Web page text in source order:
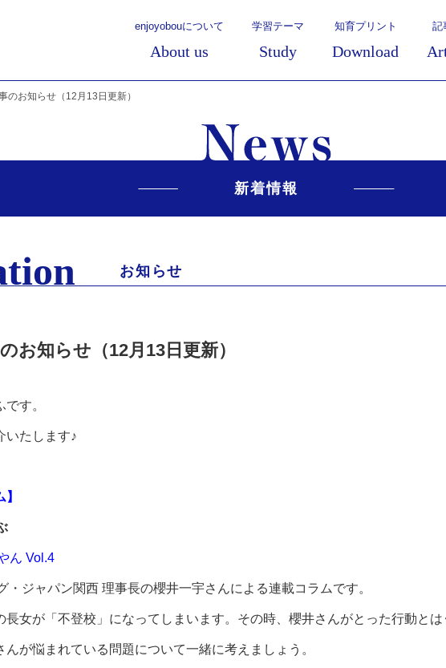
enjoyobouについて
About us
学習テーマ
Study
知育プリント
Download
記
のお知らせ（12月13日更新）
新着情報
お知らせ
お知らせ（12月13日更新）
す。
いたします♪
ん Vol.4
・ジャパン関西 理事長の櫻井一宇さんによる連載コラムです。
長女が「不登校」になってしまいます。その時、櫻井さんがとった行動と
が悩まれている問題について一緒に考えましょう。